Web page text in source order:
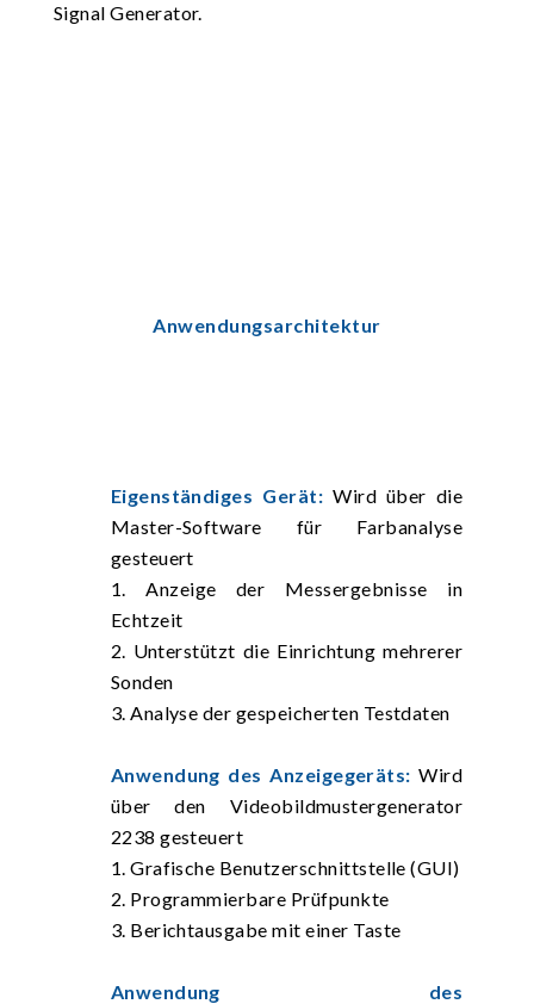
Signal Generator.
Anwendungsarchitektur
Eigenständiges Gerät:Wird über die
Master-Software für Farbanalyse
gesteuert
1. Anzeige der Messergebnisse in
Echtzeit
2. Unterstützt die Einrichtung mehrerer
Sonden
3. Analyse der gespeicherten Testdaten
Anwendung des Anzeigegeräts:Wird
über den Videobildmustergenerator
2238 gesteuert
1. Grafische Benutzerschnittstelle (GUI)
2. Programmierbare Prüfpunkte
3. Berichtausgabe mit einer Taste
Anwendung des